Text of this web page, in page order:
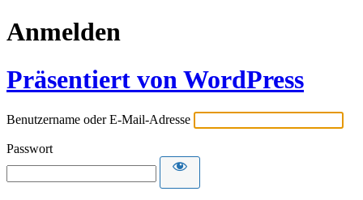
Anmelden
Präsentiert von WordPress
Benutzername oder E-Mail-Adresse
Passwort